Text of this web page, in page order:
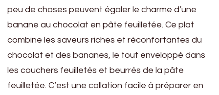
peu de choses peuvent égaler le charme d’une
banane au chocolat en pâte feuilletée. Ce plat
combine les saveurs riches et réconfortantes du
chocolat et des bananes, le tout enveloppé dans
les couchers feuilletés et beurrés de la pâte
feuilletée. C’est une collation facile à préparer en